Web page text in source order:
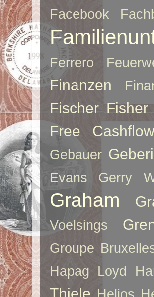
Facebook
Ferrero
Finanzen
Fischer Fisher
Free Cashflow
Gebauer
Evans
Gerry
Graham
Voelsings
Groupe
Hapag Loyd
Thiele Helios